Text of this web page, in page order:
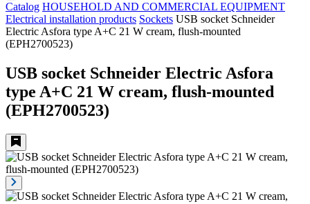
Catalog HOUSEHOLD AND COMMERCIAL EQUIPMENT
Electrical installation products Sockets USB socket Schneider
Electric Asfora type A+C 21 W cream, flush-mounted
(EPH2700523)
USB socket Schneider Electric Asfora
type A+C 21 W cream, flush-mounted
(EPH2700523)